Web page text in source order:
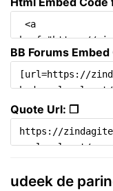
BB Forums
Quote Url: ❐
udeek de